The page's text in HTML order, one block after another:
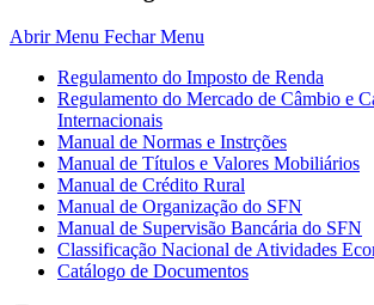
Abrir Menu Fechar Menu
Regulamento do Imposto de Renda
Regulamento do Mercado de Câmbio e
Internacionais
Manual de Normas e Instrções
Manual de Títulos e Valores Mobiliários
Manual de Crédito Rural
Manual de Organização do SFN
Manual de Supervisão Bancária do SFN
Classificação Nacional de Atividades
Catálogo de Documentos